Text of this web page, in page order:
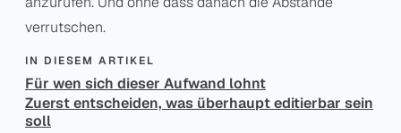
verrutschen.
IN DIESEM ARTIKEL
Für wen sich dieser Aufwand lohnt
Zuerst entscheiden, was überhaupt editierbar sein
soll